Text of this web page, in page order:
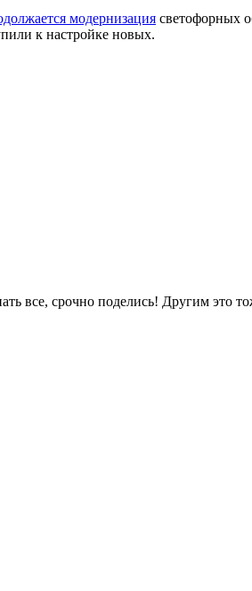
модернизация светофорных
к настройке новых.
все, срочно поделись! Другим это